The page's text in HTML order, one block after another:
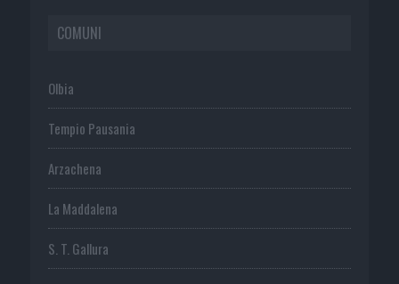
COMUNI
Olbia
Tempio Pausania
Arzachena
La Maddalena
S. T. Gallura